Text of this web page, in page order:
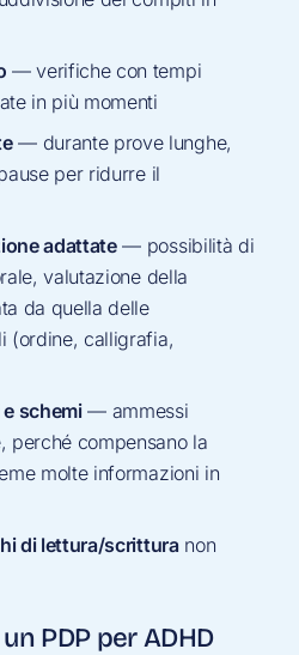
— verifiche con tempi
in più momenti
— durante prove lunghe,
per ridurre il
adattate— possibilità di
valutazione della
da quella delle
(ordine, calligrafia,
schemi— ammessi
perché compensano la
molte informazioni in
di lettura/scritturanon
PDP per ADHD